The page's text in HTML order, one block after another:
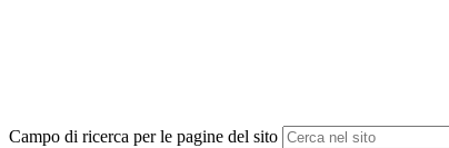
Campo di ricerca per le pagine del sito